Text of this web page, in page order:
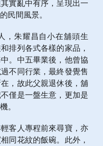
實亂中有序，呈現出一
民間風景。
，朱耀昌自小在舖頭生
排列各式各樣的家品，
。中五畢業後，他曾協
不同行業，最終發覺售
，故此父親退休後，舖
僅是一盤生意，更加是
。
客人專程前來尋寶，亦
同花紋的飯碗。此外，